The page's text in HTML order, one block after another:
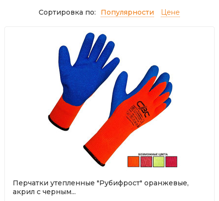
Сортировка по: Популярности Цене
Перчатки утепленные "Рубифрост" оранжевые,
акрил с черным...